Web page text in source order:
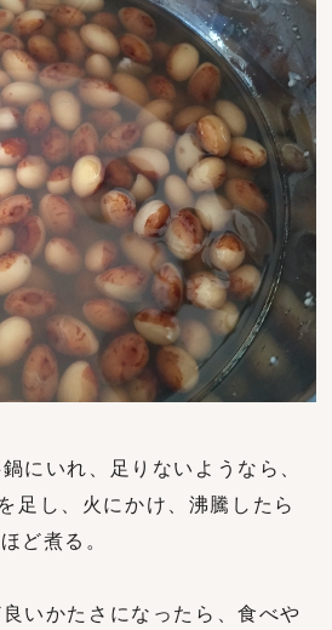
にいれ、足りないようなら、
足し、火にかけ、沸騰したら
ど煮る。
いかたさになったら、食べや